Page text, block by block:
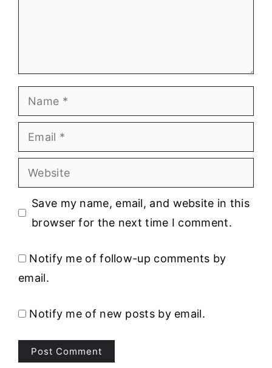
Name
Email
Website
Save my name, email, and website in this
browser for the next time I comment.
Notify me of follow-up comments by
email.
Notify me of new posts by email.